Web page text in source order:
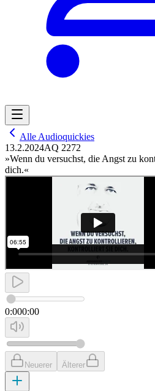
Alle Audioquickies
13.2.2024AQ 2272
»Wenn du versuchst, die Angst zu
dich.«
0:000:00
Neuerer Älterer